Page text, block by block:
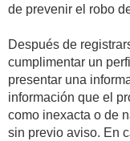
de prevenir el robo
Después de
cumplimentar un
presentar una
información que el
como inexacta o de
sin previo aviso. En